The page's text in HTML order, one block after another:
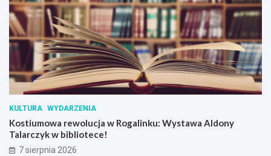
k
a
w
D
w
o
r
k
r
z
y
KULTURA WYDARZENIA
Kostiumowa rewolucja w Rogalinku: Wystawa Aldony
Talarczyk w bibliotece!
7 sierpnia 2026